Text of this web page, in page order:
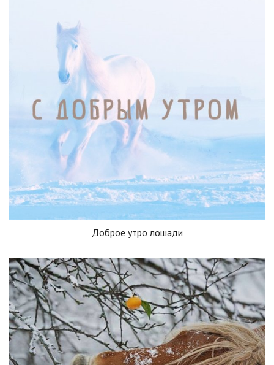
Доброе утро лошади